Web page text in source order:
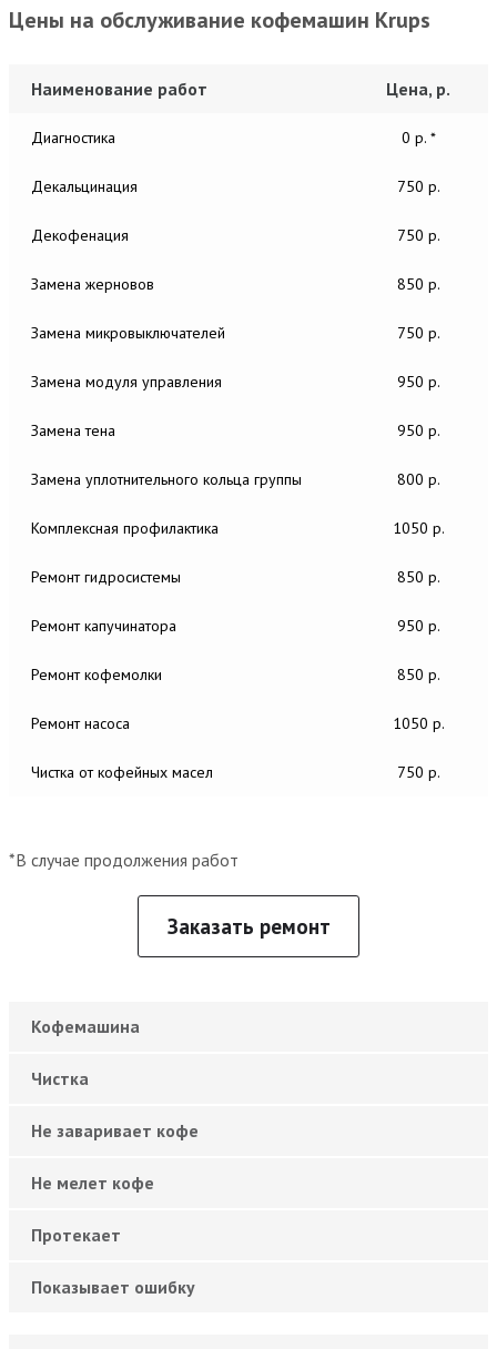
Цены на обслуживание кофемашин Krups
Наименование работ Цена, р.
Диагностика 0 р. *
Декальцинация 750 р.
Декофенация 750 р.
Замена жерновов 850 р.
Замена микровыключателей 750 р.
Замена модуля управления 950 р.
Замена тена 950 р.
Замена уплотнительного кольца группы 800 р.
Комплексная профилактика 1050 р.
Ремонт гидросистемы 850 р.
Ремонт капучинатора 950 р.
Ремонт кофемолки 850 р.
Ремонт насоса 1050 р.
Чистка от кофейных масел 750 р.
*В случае продолжения работ
Заказать ремонт
Кофемашина
Чистка
Не заваривает кофе
Не мелет кофе
Протекает
Показывает ошибку